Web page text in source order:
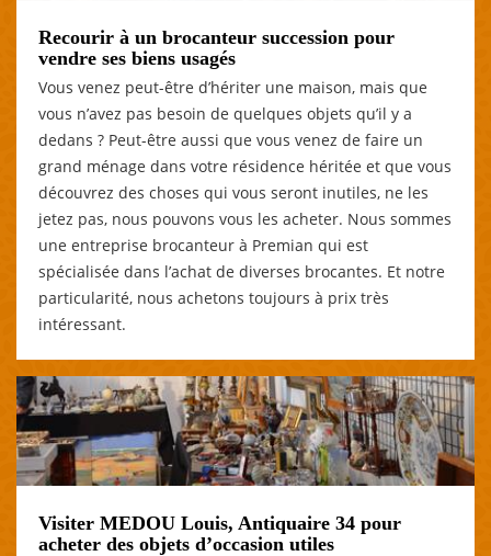
Recourir à un brocanteur succession pour
vendre ses biens usagés
Vous venez peut-être d’hériter une maison, mais que
vous n’avez pas besoin de quelques objets qu’il y a
dedans ? Peut-être aussi que vous venez de faire un
grand ménage dans votre résidence héritée et que vous
découvrez des choses qui vous seront inutiles, ne les
jetez pas, nous pouvons vous les acheter. Nous sommes
une entreprise brocanteur à Premian qui est
spécialisée dans l’achat de diverses brocantes. Et notre
particularité, nous achetons toujours à prix très
intéressant.
Visiter MEDOU Louis, Antiquaire 34 pour
acheter des objets d’occasion utiles